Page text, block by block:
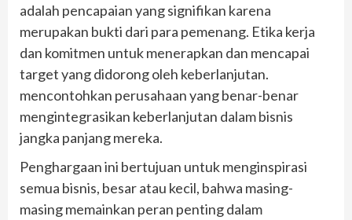
adalah pencapaian yang signifikan karena
merupakan bukti dari para pemenang. Etika kerja
dan komitmen untuk menerapkan dan mencapai
target yang didorong oleh keberlanjutan.
mencontohkan perusahaan yang benar-benar
mengintegrasikan keberlanjutan dalam bisnis
jangka panjang mereka.
Penghargaan ini bertujuan untuk menginspirasi
semua bisnis, besar atau kecil, bahwa masing-
masing memainkan peran penting dalam